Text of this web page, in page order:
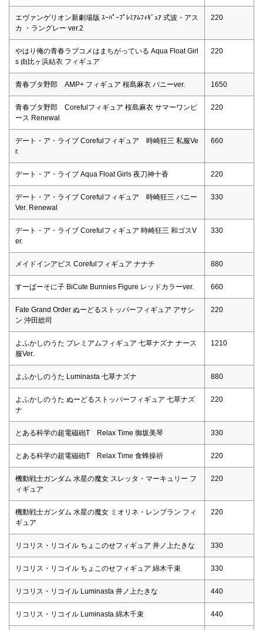
エヴァンゲリオン新劇場版 ｽｰﾊﾟｰﾌﾟﾚﾐｱﾑﾌｨｷﾞｭｱ 式波・アス
カ ・ラングレー ver.2
220
やはり俺の青春ラブコメはまちがっている Aqua Float Girl
s 由比ヶ浜結衣 フィギュア
220
青春ブタ野郎 AMP+ フィギュア 桜島麻衣 バニーver. 1650
青春ブタ野郎 Corefulフィギュア 桜島麻衣 サマーワンピ
ース Renewal
220
デート・ア・ライブ Corefulフィギュア 時崎狂三 私服Ve
r.
660
デート・ア・ライブ Aqua Float Girls 夜刀神十香 220
デート・ア・ライブ Corefulフィギュア 時崎狂三 バニー
Ver. Renewal
330
デート・ア・ライブ Corefulフィギュア 時崎狂三 和ゴスV
er.
330
メイドインアビス Corefulフィギュア ナナチ 880
すーぱーそに子 BiCute Bunnies Figure レッドカラーver. 660
Fate Grand Order ぬーどるストッパーフィギュア アサシ
ン 沖田総司
220
よふかしのうた プレミアムフィギュア 七草ナズナ ナース
服Ver.
1210
よふかしのうた Luminasta 七草ナズナ 880
よふかしのうた ぬーどるストッパーフィギュア 七草ナズ
ナ
220
とある科学の超電磁砲T Relax Time 御坂美琴 330
とある科学の超電磁砲T Relax Time 食蜂操祈 220
機動戦士ガンダム 水星の魔女 スレッタ・マーキュリー フ
ィギュア
220
機動戦士ガンダム 水星の魔女 ミオリネ・レンブラン フィ
ギュア
220
リコリス・リコイル ちょこのせフィギュア 井ノ上たきな 330
リコリス・リコイル ちょこのせフィギュア 綿木千束 330
リコリス・リコイル Luminasta 井ノ上たきな 440
リコリス・リコイル Luminasta 綿木千束 440